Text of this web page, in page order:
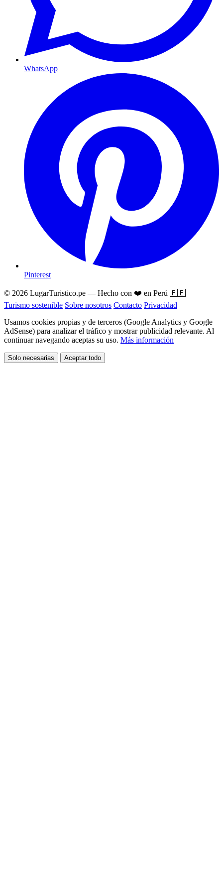
WhatsApp
Pinterest
© 2026 LugarTuristico.pe — Hecho con ❤️ en Perú 🇵🇪
Turismo sostenible Sobre nosotros Contacto Privacidad
Usamos cookies propias y de terceros (Google Analytics y Google
AdSense) para analizar el tráfico y mostrar publicidad relevante. Al
continuar navegando aceptas su uso. Más información
Solo necesarias Aceptar todo